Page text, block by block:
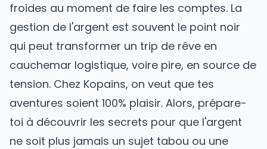
froides au moment de faire les comptes. La
gestion de l'argent est souvent le point noir
qui peut transformer un trip de rêve en
cauchemar logistique, voire pire, en source de
tension. Chez Kopains, on veut que tes
aventures soient 100% plaisir. Alors, prépare-
toi à découvrir les secrets pour que l'argent
ne soit plus jamais un sujet tabou ou une